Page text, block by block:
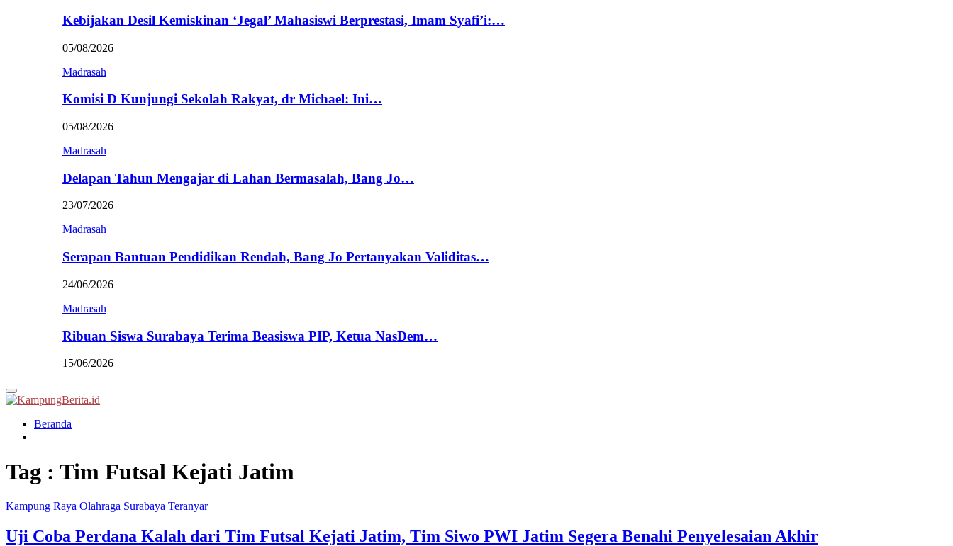
Kebijakan Desil Kemiskinan ‘Jegal’ Mahasiswi Berprestasi, Imam Syafi’i:…
05/08/2026
Madrasah
Komisi D Kunjungi Sekolah Rakyat, dr Michael: Ini…
05/08/2026
Madrasah
Delapan Tahun Mengajar di Lahan Bermasalah, Bang Jo…
23/07/2026
Madrasah
Serapan Bantuan Pendidikan Rendah, Bang Jo Pertanyakan Validitas…
24/06/2026
Madrasah
Ribuan Siswa Surabaya Terima Beasiswa PIP, Ketua NasDem…
15/06/2026
Primary
Menu
Beranda
Tag : Tim Futsal Kejati Jatim
Kampung Raya Olahraga Surabaya Teranyar
Uji Coba Perdana Kalah dari Tim Futsal Kejati Jatim, Tim Siwo PWI Jatim Segera Benahi Penyelesaian Akhir